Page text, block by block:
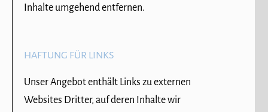
Inhalte umgehend entfernen.
HAFTUNG FÜR LINKS
Unser Angebot enthält Links zu externen
Websites Dritter, auf deren Inhalte wir